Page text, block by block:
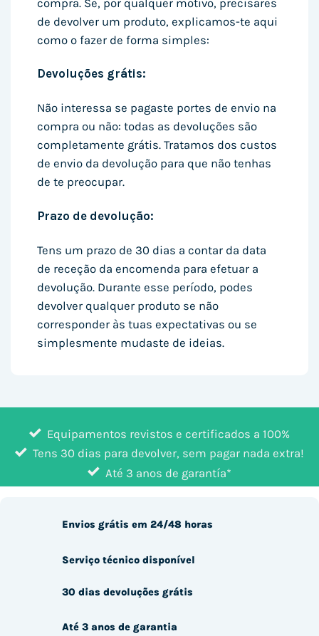
compra. Se, por qualquer motivo, precisares
de devolver um produto, explicamos-te aqui
como o fazer de forma simples:
Devoluções grátis:
Não interessa se pagaste portes de envio na
compra ou não: todas as devoluções são
completamente grátis. Tratamos dos custos
de envio da devolução para que não tenhas
de te preocupar.
Prazo de devolução:
Tens um prazo de 30 dias a contar da data
de receção da encomenda para efetuar a
devolução. Durante esse período, podes
devolver qualquer produto se não
corresponder às tuas expectativas ou se
simplesmente mudaste de ideias.
Equipamentos revistos e certificados a 100%
Tens 30 dias para devolver, sem pagar nada extra!
Até 3 anos de garantía*
Envios grátis em 24/48 horas
Serviço técnico disponível
30 dias devoluções grátis
Até 3 anos de garantia